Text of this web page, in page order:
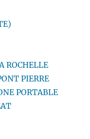
ROCHELLE
PIERRE
PORTABLE